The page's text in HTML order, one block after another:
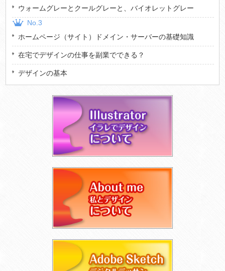
ウォームグレーとクールグレーと、バイオレットグレー
No.3
ホームページ（サイト）ドメイン・サーバーの基礎知識
在宅でデザインの仕事を副業でできる？
デザインの基本